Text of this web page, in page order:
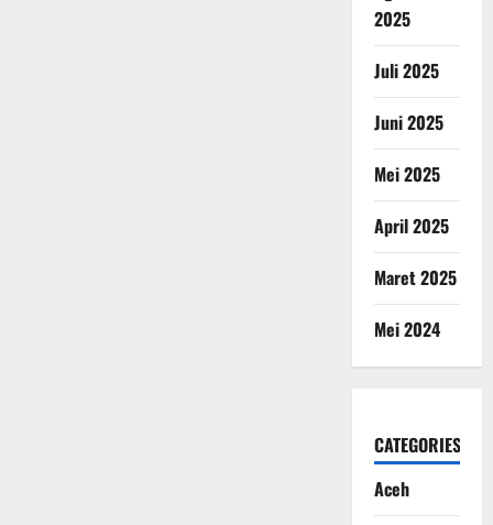
2025
Juli 2025
Juni 2025
Mei 2025
April 2025
Maret 2025
Mei 2024
CATEGORIES
Aceh